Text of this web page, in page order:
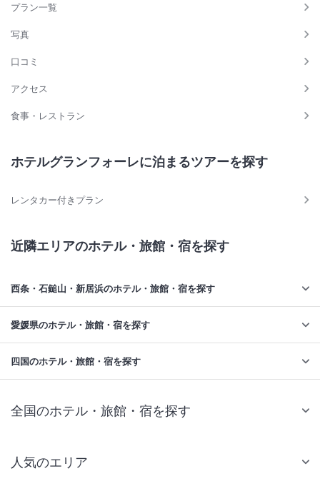
プラン一覧
写真
口コミ
アクセス
食事・レストラン
ホテルグランフォーレに泊まるツアーを探す
レンタカー付きプラン
近隣エリアのホテル・旅館・宿を探す
西条・石鎚山・新居浜のホテル・旅館・宿を探す
愛媛県のホテル・旅館・宿を探す
四国のホテル・旅館・宿を探す
全国のホテル・旅館・宿を探す
人気のエリア